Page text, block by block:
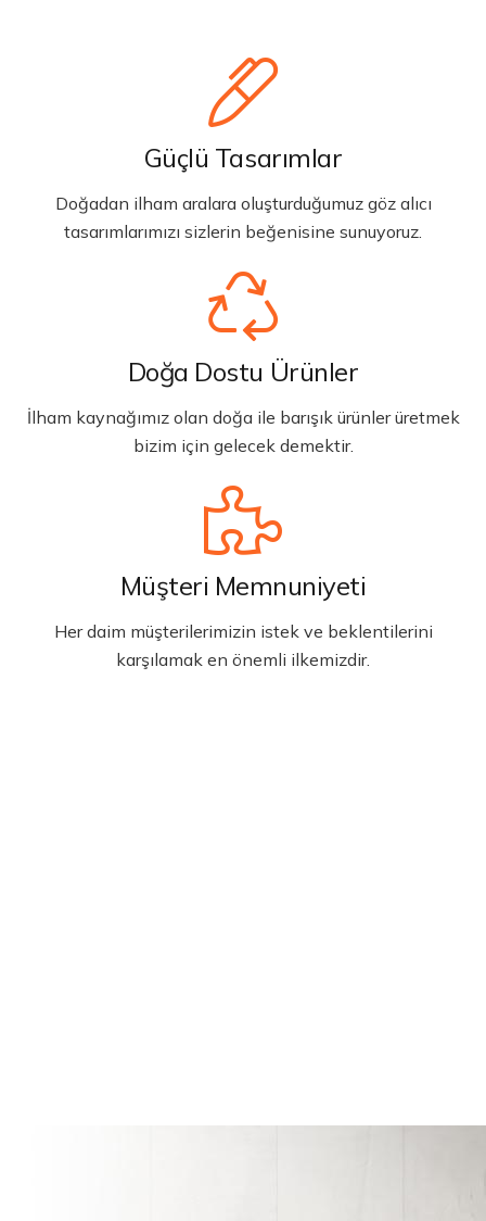
Güçlü Tasarımlar
Doğadan ilham aralara oluşturduğumuz göz alıcı
tasarımlarımızı sizlerin beğenisine sunuyoruz.
Doğa Dostu Ürünler
İlham kaynağımız olan doğa ile barışık ürünler üretmek
bizim için gelecek demektir.
Müşteri Memnuniyeti
Her daim müşterilerimizin istek ve beklentilerini
karşılamak en önemli ilkemizdir.